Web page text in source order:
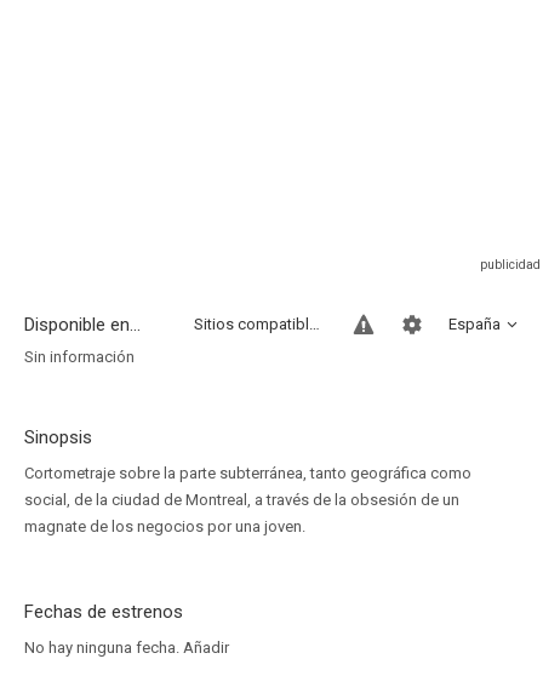
Disponible en... España
Sitios compatibles
Sin información
Sinopsis
Cortometraje sobre la parte subterránea, tanto geográfica como
social, de la ciudad de Montreal, a través de la obsesión de un
magnate de los negocios por una joven.
Fechas de estrenos
No hay ninguna fecha. Añadir